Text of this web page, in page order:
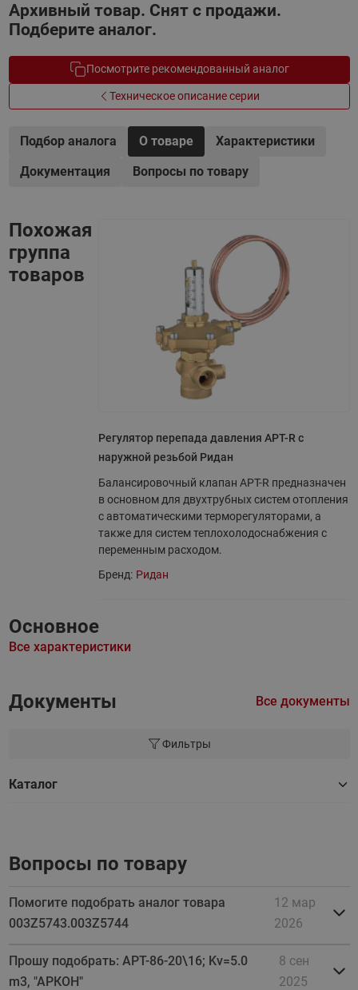
Архивный товар. Снят с продажи.
Подберите аналог.
Посмотрите рекомендованный аналог
Техническое описание серии
Подбор аналога О товаре
Характеристики
Документация
Вопросы по товару
Похожая
группа
товаров
Регулятор перепада давления APT-R с
наружной резьбой Ридан
Балансировочный клапан APT-R предназначен
в основном для двухтрубных систем отопления
с автоматическими терморегуляторами, а
также для систем теплохолодоснабжения с
переменным расходом.
Бренд: Ридан
Основное
Все характеристики
Документы Все документы
Фильтры
Каталог
Вопросы по товару
Помогите подобрать аналог товара
003Z5743.003Z5744
12 мар
2026
Прошу подобрать: APT-86-20\16; Kv=5.0
m3, "APКОН"
8 сен
2025